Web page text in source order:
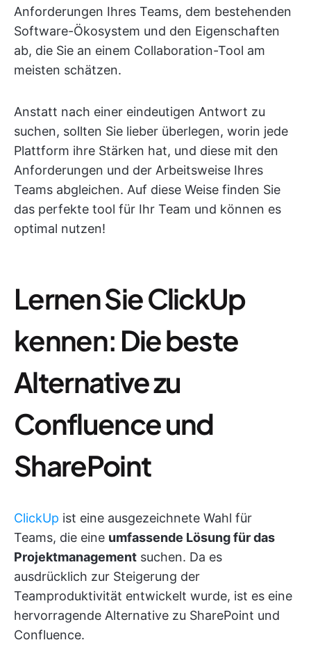
Anforderungen Ihres Teams, dem bestehenden
Software-Ökosystem und den Eigenschaften
ab, die Sie an einem Collaboration-Tool am
meisten schätzen.
Anstatt nach einer eindeutigen Antwort zu
suchen, sollten Sie lieber überlegen, worin jede
Plattform ihre Stärken hat, und diese mit den
Anforderungen und der Arbeitsweise Ihres
Teams abgleichen. Auf diese Weise finden Sie
das perfekte tool für Ihr Team und können es
optimal nutzen!
Lernen Sie ClickUp
kennen: Die beste
Alternative zu
Confluence und
SharePoint
ClickUp ist eine ausgezeichnete Wahl für
Teams, die eine umfassende Lösung für das
Projektmanagement suchen. Da es
ausdrücklich zur Steigerung der
Teamproduktivität entwickelt wurde, ist es eine
hervorragende Alternative zu SharePoint und
Confluence.